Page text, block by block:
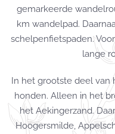
gemarkeerde
km wandelpad.
schelpenfietspaden.
lange
In het grootste deel
honden. Alleen in het
het Aekingerzand.
Hoogersmilde,